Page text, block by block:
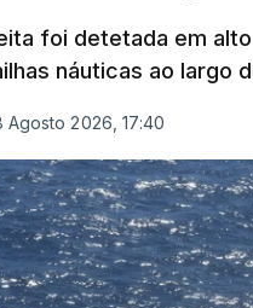
foi detetada em alto
náuticas ao largo
Agosto 2026, 17:40